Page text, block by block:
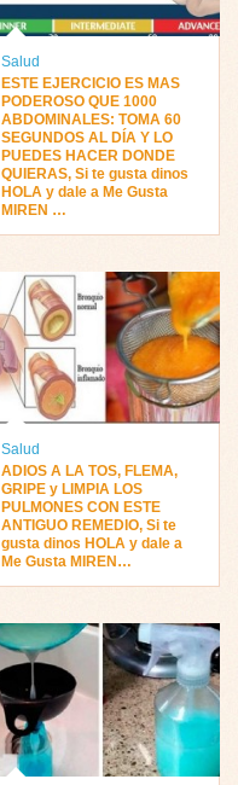
Salud
ESTE EJERCICIO ES MAS
PODEROSO QUE 1000
ABDOMINALES: TOMA 60
SEGUNDOS AL DÍA Y LO
PUEDES HACER DONDE
QUIERAS, Si te gusta dinos
HOLA y dale a Me Gusta
MIREN …
Salud
ADIOS A LA TOS, FLEMA,
GRIPE y LIMPIA LOS
PULMONES CON ESTE
ANTIGUO REMEDIO, Si te
gusta dinos HOLA y dale a
Me Gusta MIREN…